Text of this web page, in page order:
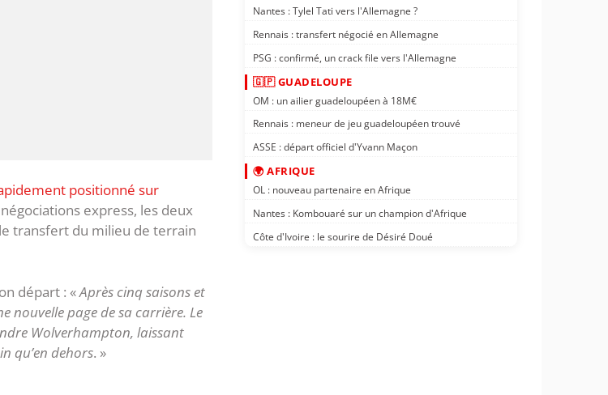
positionné sur
express, les deux
transfert du milieu de terrain
départ : «Après cinq saisons et
nouvelle page de sa carrière. Le
Wolverhampton, laissant
qu’en dehors. »
Nantes : Tylel Tati vers l'Allemagne ?
Rennais : transfert négocié en Allemagne
PSG : confirmé, un crack file vers l'Allemagne
🇬🇵 GUADELOUPE
OM : un ailier guadeloupéen à 18M€
Rennais : meneur de jeu guadeloupéen trouvé
ASSE : départ officiel d'Yvann Maçon
🌍 AFRIQUE
OL : nouveau partenaire en Afrique
Nantes : Kombouaré sur un champion d'Afrique
Côte d'Ivoire : le sourire de Désiré Doué